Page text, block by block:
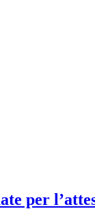
per